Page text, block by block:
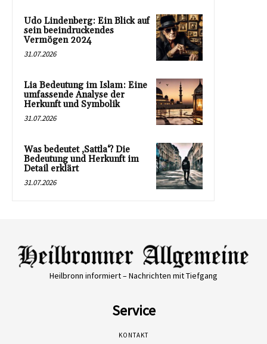
Udo Lindenberg: Ein Blick auf
sein beeindruckendes
Vermögen 2024
31.07.2026
Lia Bedeutung im Islam: Eine
umfassende Analyse der
Herkunft und Symbolik
31.07.2026
Was bedeutet ‚Sattla‘? Die
Bedeutung und Herkunft im
Detail erklärt
31.07.2026
Heilbronn informiert – Nachrichten mit Tiefgang
Service
KONTAKT